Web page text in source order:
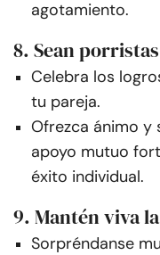
agotamiento.
8. Sean
Celebra los
tu pareja.
Ofrezca ánimo y
apoyo mutuo
éxito individual.
9. Mantén viva
Sorpréndanse